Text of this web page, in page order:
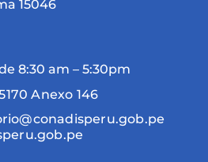
15046
8:30 am – 5:30pm
Anexo 146